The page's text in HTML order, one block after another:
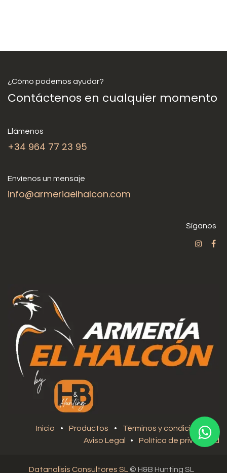
¿Cómo podemos ayudar?
Contáctenos en cualquier momento
Llámenos
+34 964 77 23 95
Envíenos un mensaje
info@armeriaelhalcon.com
Síganos
Inicio • Productos • Términos y condiciones
•
Aviso Legal
• Política de privacidad
Datanalisis Consultores SL © H&B Hunting SL